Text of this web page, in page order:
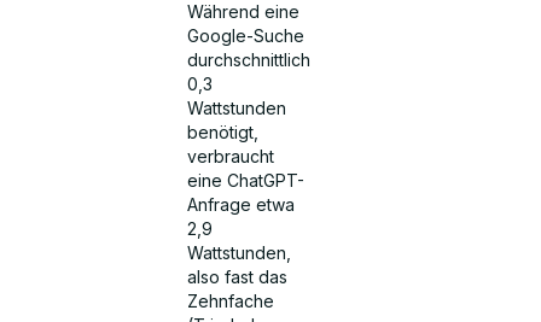
Während eine
Google-Suche
durchschnittlich
0,3
Wattstunden
benötigt,
verbraucht
eine ChatGPT-
Anfrage etwa
2,9
Wattstunden,
also fast das
Zehnfache